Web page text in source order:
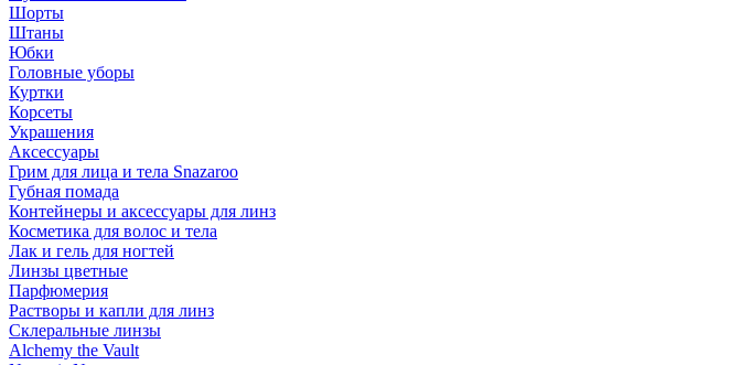
Шорты
Штаны
Юбки
Головные уборы
Куртки
Корсеты
Украшения
Аксессуары
Грим для лица и тела Snazaroo
Губная помада
Контейнеры и аксессуары для линз
Косметика для волос и тела
Лак и гель для ногтей
Линзы цветные
Парфюмерия
Растворы и капли для линз
Склеральные линзы
Alchemy the Vault